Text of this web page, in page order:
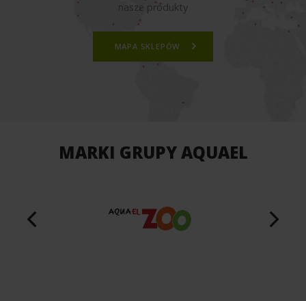
nasze produkty
MAPA SKLEPÓW
MARKI GRUPY AQUAEL